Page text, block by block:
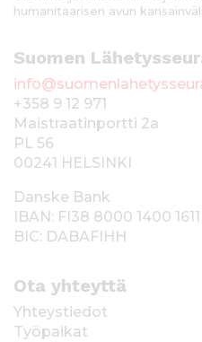
humanitaarisen avun
Suomen
+358 9 12 971
Maistraatinportti 2a
PL 56
00241 HELSINKI
Danske Bank
IBAN: FI38 8000 1400
BIC: DABAFIHH
Ota yhteyttä
Yhteystiedot
Työpaikat